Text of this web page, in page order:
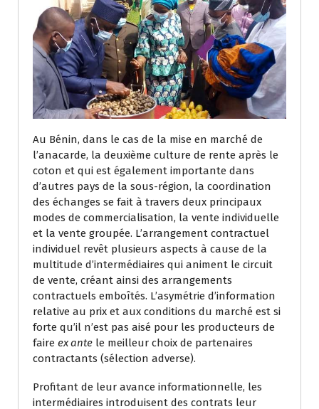
Au Bénin, dans le cas de la mise en marché de
l’anacarde, la deuxième culture de rente après le
coton et qui est également importante dans
d’autres pays de la sous-région, la coordination
des échanges se fait à travers deux principaux
modes de commercialisation, la vente individuelle
et la vente groupée. L’arrangement contractuel
individuel revêt plusieurs aspects à cause de la
multitude d’intermédiaires qui animent le circuit
de vente, créant ainsi des arrangements
contractuels emboîtés. L’asymétrie d’information
relative au prix et aux conditions du marché est si
forte qu’il n’est pas aisé pour les producteurs de
faire ex ante le meilleur choix de partenaires
contractants (sélection adverse).
Profitant de leur avance informationnelle, les
intermédiaires introduisent des contrats leur